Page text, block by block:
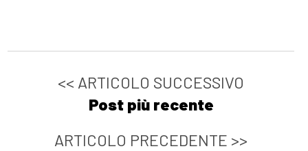
<< ARTICOLO SUCCESSIVO
Post più recente
ARTICOLO PRECEDENTE >>